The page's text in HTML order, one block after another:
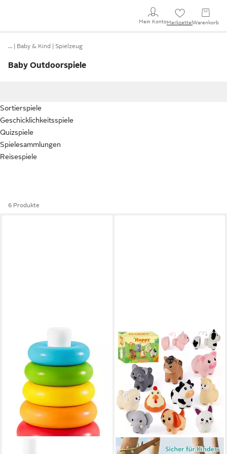
Mein KontoMerkzettel Warenkorb
… Baby & Kind Spielzeug
Baby Outdoorspiele
Sortierspiele
Geschicklichkeitsspiele
Quizspiele
Spielesammlungen
Reisespiele
6 Produkte